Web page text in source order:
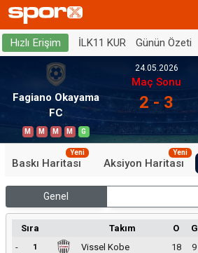
Hızlı Erişim İLK11 KUR Günün Özeti
Fagiano Okayama
FC
M M M M G
24.05.2026
Maç Sonu
2 - 3
Baskı Haritası
Yeni
Aksiyon Haritası
Yeni
Genel
Sıra Takım O G
-
1 Vissel Kobe 18 9